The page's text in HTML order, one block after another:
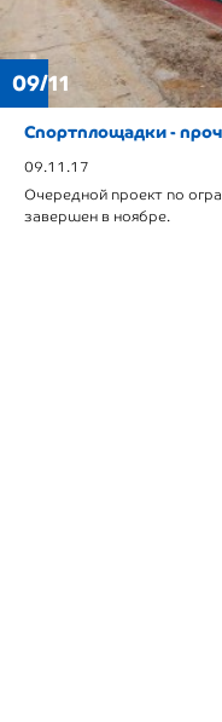
09/11
Спортплощадки -
09.11.17
Очередной проект по
завершен в ноябре.